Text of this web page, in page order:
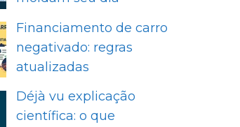
Financiamento de carro
negativado: regras
atualizadas
Déjà vu explicação
científica: o que